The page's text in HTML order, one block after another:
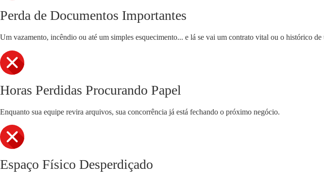
Perda de Documentos Importantes
Um vazamento, incêndio ou até um simples esquecimento... e lá se vai um contrato vital ou o histórico de
Horas Perdidas Procurando Papel
Enquanto sua equipe revira arquivos, sua concorrência já está fechando o próximo negócio.
Espaço Físico Desperdiçado